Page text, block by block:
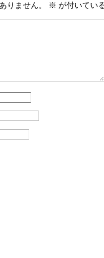
りません。 ※ が付いてい